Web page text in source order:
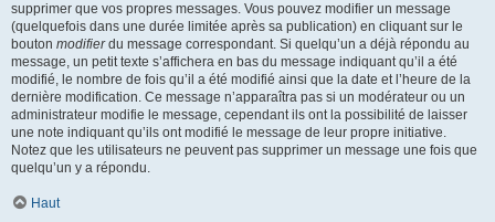
supprimer que vos propres messages. Vous pouvez modifier un message
(quelquefois dans une durée limitée après sa publication) en cliquant sur le
bouton modifierdu message correspondant. Si quelqu’un a déjà répondu au
message, un petit texte s’affichera en bas du message indiquant qu’il a été
modifié, le nombre de fois qu’il a été modifié ainsi que la date et l’heure de la
dernière modification. Ce message n’apparaîtra pas si un modérateur ou un
administrateur modifie le message, cependant ils ont la possibilité de laisser
une note indiquant qu’ils ont modifié le message de leur propre initiative.
Notez que les utilisateurs ne peuvent pas supprimer un message une fois que
quelqu’un y a répondu.
Haut